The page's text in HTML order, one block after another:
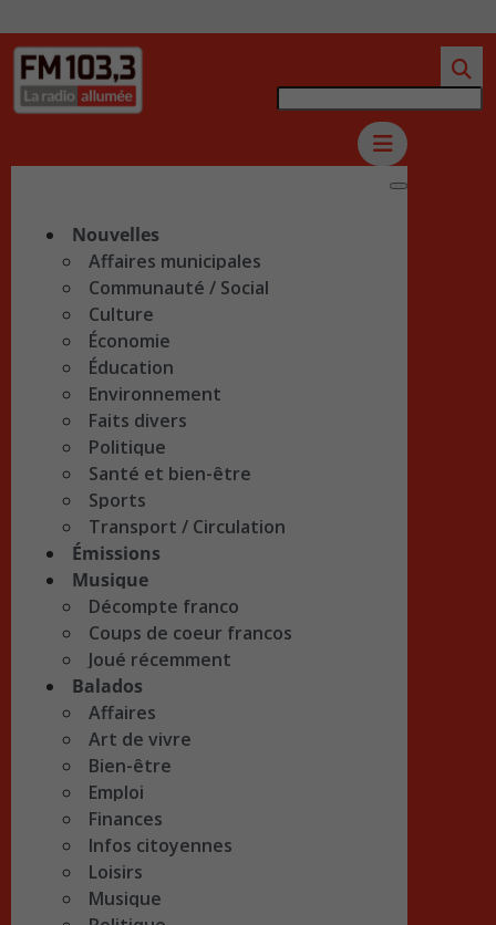
Nouvelles
Affaires municipales
Communauté / Social
Culture
Économie
Éducation
Environnement
Faits divers
Politique
Santé et bien-être
Sports
Transport / Circulation
Émissions
Musique
Décompte franco
Coups de coeur francos
Joué récemment
Balados
Affaires
Art de vivre
Bien-être
Emploi
Finances
Infos citoyennes
Loisirs
Musique